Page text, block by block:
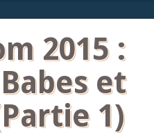
2015 :
et
1)